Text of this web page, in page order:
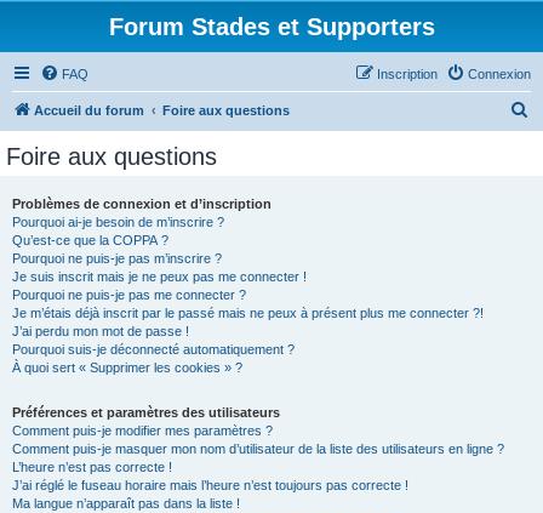
Forum Stades et Supporters
FAQ Connexion
Inscription
Accueil du forum Foire aux questions
Foire aux questions
Problèmes de connexion et d’inscription
Pourquoi ai-je besoin de m’inscrire ?
Qu’est-ce que la COPPA ?
Pourquoi ne puis-je pas m’inscrire ?
Je suis inscrit mais je ne peux pas me connecter !
Pourquoi ne puis-je pas me connecter ?
Je m’étais déjà inscrit par le passé mais ne peux à présent plus me connecter ?!
J’ai perdu mon mot de passe !
Pourquoi suis-je déconnecté automatiquement ?
À quoi sert « Supprimer les cookies » ?
Préférences et paramètres des utilisateurs
Comment puis-je modifier mes paramètres ?
Comment puis-je masquer mon nom d’utilisateur de la liste des utilisateurs en ligne ?
L’heure n’est pas correcte !
J’ai réglé le fuseau horaire mais l’heure n’est toujours pas correcte !
Ma langue n’apparaît pas dans la liste !